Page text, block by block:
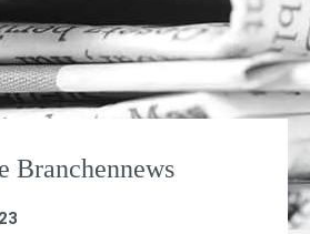
Branchennews